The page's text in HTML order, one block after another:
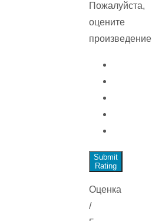
Пожалуйста,
оцените
произведение
Submit
Rating
Оценка
/